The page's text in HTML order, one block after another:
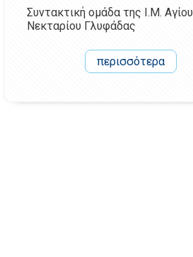
Συντακτική ομάδα της Ι.Μ. Αγίου
Νεκταρίου Γλυφάδας
περισσότερα